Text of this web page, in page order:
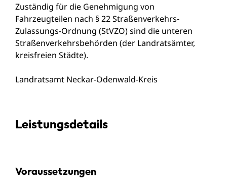
Zuständig für die Genehmigung von
Fahrzeugteilen nach § 22 Straßenverkehrs-
Zulassungs-Ordnung (StVZO) sind die unteren
Straßenverkehrsbehörden (der Landratsämter,
kreisfreien Städte).
Landratsamt Neckar-Odenwald-Kreis
Leistungsdetails
Voraussetzungen